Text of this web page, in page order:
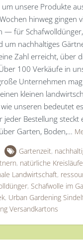
unsere Produkte
hinweg gingen
— für
um nachhaltiges
Zahl erreicht, über
100 Verkäufe in
Unternehmen
kleinen
unseren bedeutet
jeder Bestellung steckt
Garten, Boden,…
Gartenzeit,
, natürliche Kreisläufe
Landwirtschaft,
, Schafwolle im
, Urban Gardening
Versandkartons